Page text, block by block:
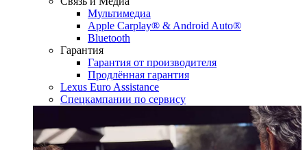
Мультимедиа
Apple Carplay® & Android Auto®
Bluetooth
Гарантия
Гарантия от производителя
Продлённая гарантия
Lexus Euro Assistance
Спецкампании по сервису